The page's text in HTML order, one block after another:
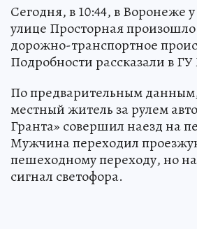
Сегодня, в 10:44, в Воронеже
улице Просторная
дорожно-транспортное
Подробности рассказали в
По предварительным
местный житель за рулем
Гранта» совершил наезд на
Мужчина переходил
пешеходному переходу, но
сигнал светофора.